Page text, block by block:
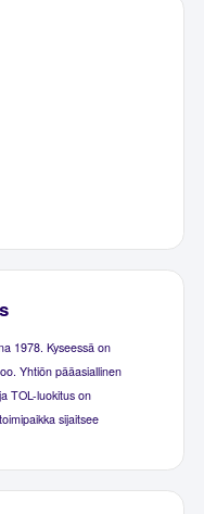
1978. Kyseessä on
Yhtiön pääasiallinen
TOL-luokitus on
sijaitsee